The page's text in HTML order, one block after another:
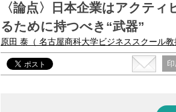
〈論点〉日本企業はアクテ
るために持つべき“武器”
原田 泰 （ 名古屋商科大学ビジネススクール